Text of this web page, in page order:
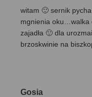
witam 🙂 sernik
mgnienia oku…walka
zajadła 🙂 dla
brzoskwinie na
Gosia